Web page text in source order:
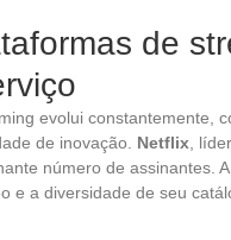
de
evolui constantemente,
de inovação. Netflix ,
número de assinantes.
e a diversidade de seu